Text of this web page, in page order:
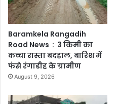
Baramkela Rangadih
Road News : 3 किमी का
कच्चा रास्ता बदहाल, बारिश में
फंसे रंगाडीह के ग्रामीण
August 9, 2026